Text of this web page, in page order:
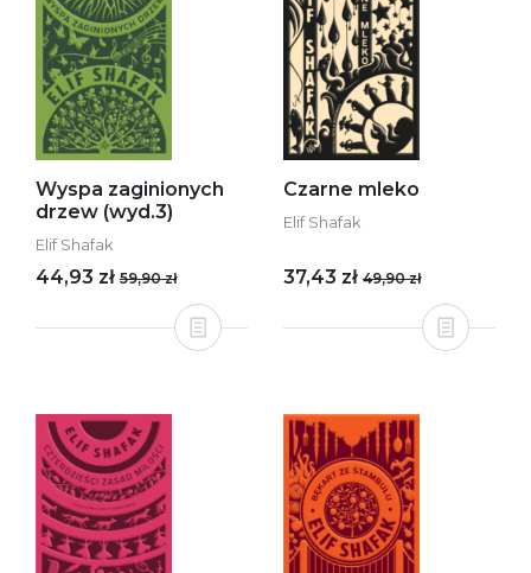
Wyspa zaginionych
drzew (wyd.3)
Elif Shafak
44,93 zł 59,90 zł
Czarne mleko
Elif Shafak
37,43 zł 49,90 zł